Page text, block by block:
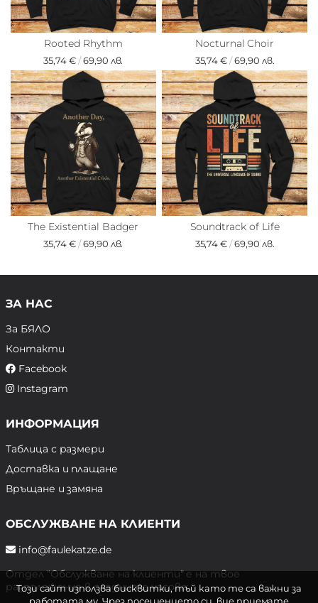
Rooted Rhythm
35,74 €/69,90 лв.
Nocturnal Choir
35,74 €/69,90 лв.
The Existential Badger
35,74 €/69,90 лв.
Soundtrack of Life
35,74 €/69,90 лв.
ЗА НАС
За БЯЛО
Контакти
Facebook
Instagram
ИНФОРМАЦИЯ
Таблица с размери
Доставка и плащане
Връщане и замяна
ОБСЛУЖВАНЕ НА КЛИЕНТИ
info@faulekatze.de
Отдел "Обслужване на клиенти" е на твое
разположение в следните часове:
Този сайт използва бисквитки, тъй като те са важни за